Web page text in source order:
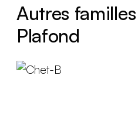
Autres
Plafond